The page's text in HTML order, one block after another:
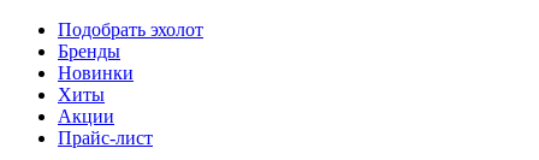
Подобрать эхолот
Бренды
Новинки
Хиты
Акции
Прайс-лист